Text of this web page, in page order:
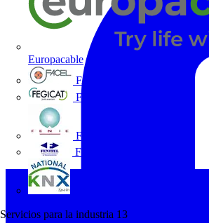
Europacable
FACEL
Fegicat
FENIE
FENITEL
Servicios para la industria 13